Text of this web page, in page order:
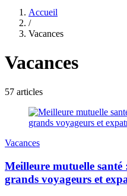
Accueil
/
Vacances
Vacances
57 articles
Vacances
Meilleure mutuelle santé
grands voyageurs et